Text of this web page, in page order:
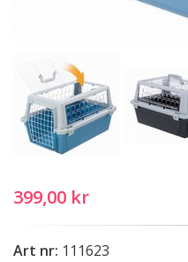
399,00 kr
Art nr: 111623